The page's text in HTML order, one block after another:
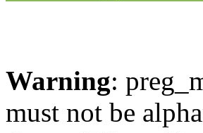
Warning:
must not be